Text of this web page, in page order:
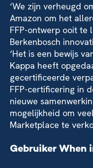
‘We zijn verheugd
Amazon om het
FFP-ontwerp ooit te
Berkenbosch
‘Het is een bewijs
Kappa heeft
gecertificeerde
FFP-certificering in
nieuwe
mogelijkheid om
Marketplace te
Gebruiker When